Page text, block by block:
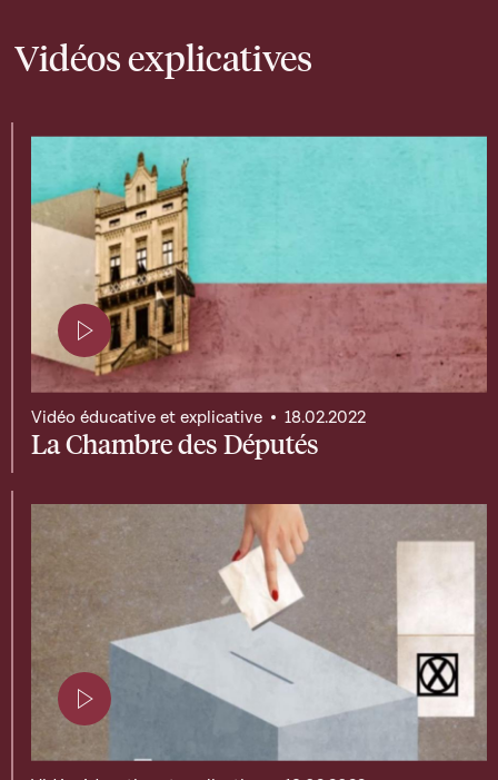
Vidéos explicatives
Page contenant une vidéo
La Chambre des Députés
Vidéo éducative et explicative 18.02.2022